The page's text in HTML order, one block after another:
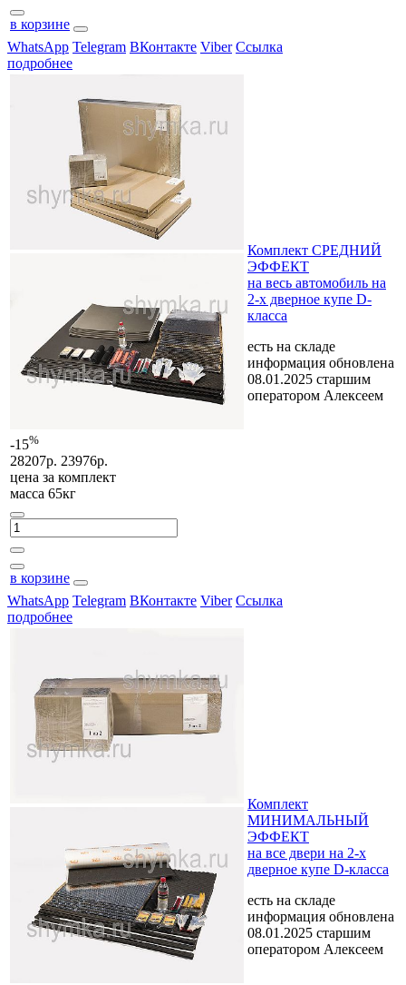
в корзине
WhatsApp Telegram ВКонтакте Viber Ссылка
подробнее
-15%
28207р. 23976р.
цена за комплект
масса 65кг
в корзине
Комплект СРЕДНИЙ
ЭФФЕКТ
на весь автомобиль на
2-х дверное купе D-
класса
есть на складе
информация обновлена
08.01.2025 старшим
оператором Алексеем
WhatsApp Telegram ВКонтакте Viber Ссылка
подробнее
Комплект
МИНИМАЛЬНЫЙ
ЭФФЕКТ
на все двери на 2-х
дверное купе D-класса
есть на складе
информация обновлена
08.01.2025 старшим
оператором Алексеем